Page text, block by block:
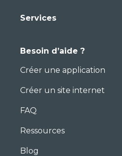
Services
Besoin d’aide ?
Créer une application
Créer un site internet
FAQ
Ressources
Blog